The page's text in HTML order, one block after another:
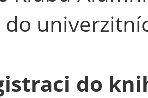
do